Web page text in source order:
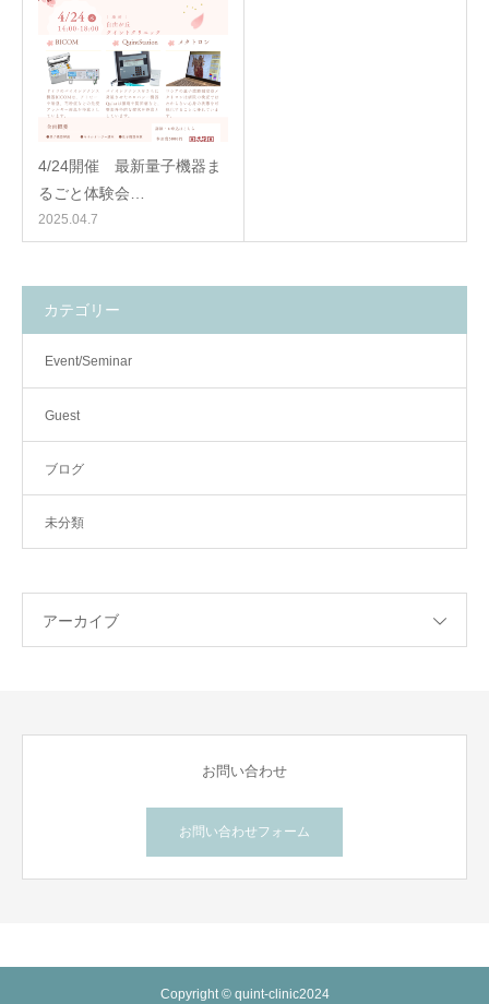
4/24開催 最新量子機器ま
るごと体験会…
2025.04.7
カテゴリー
Event/Seminar
Guest
ブログ
未分類
アーカイブ
お問い合わせ
お問い合わせフォーム
Copyright © quint-clinic2024